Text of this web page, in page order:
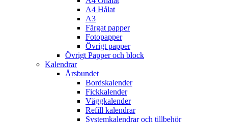
A4 Hålat
A3
Färgat papper
Fotopapper
Övrigt papper
Övrigt Papper och block
Kalendrar
Årsbundet
Bordskalender
Fickkalender
Väggkalender
Refill kalendrar
Systemkalendrar och tillbehör